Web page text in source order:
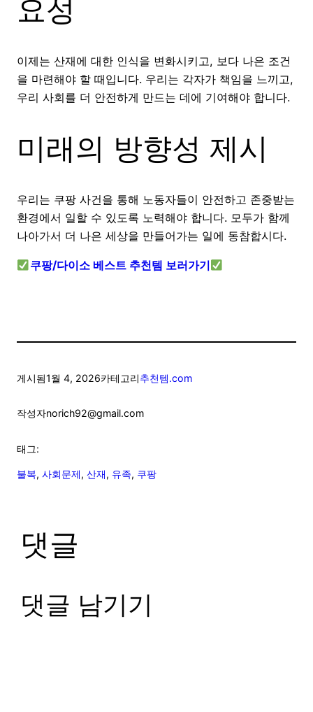
요성
이제는 산재에 대한 인식을 변화시키고, 보다 나은 조건
을 마련해야 할 때입니다. 우리는 각자가 책임을 느끼고,
우리 사회를 더 안전하게 만드는 데에 기여해야 합니다.
미래의 방향성 제시
우리는 쿠팡 사건을 통해 노동자들이 안전하고 존중받는
환경에서 일할 수 있도록 노력해야 합니다. 모두가 함께
나아가서 더 나은 세상을 만들어가는 일에 동참합시다.
쿠팡/다이소 베스트 추천템 보러가기
게시됨1월 4, 2026카테고리추천템.com
작성자norich92@gmail.com
태그:
불복, 사회문제, 산재, 유족, 쿠팡
댓글
댓글 남기기